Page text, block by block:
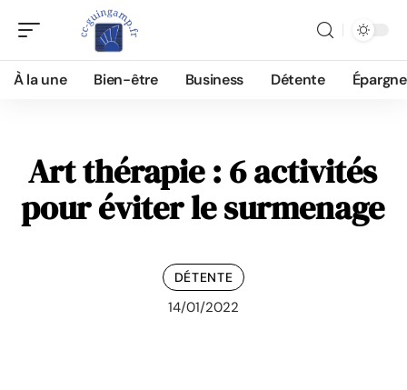
À la une Bien-être Business Détente Épargne
Art thérapie : 6 activités
pour éviter le surmenage
DÉTENTE
14/01/2022